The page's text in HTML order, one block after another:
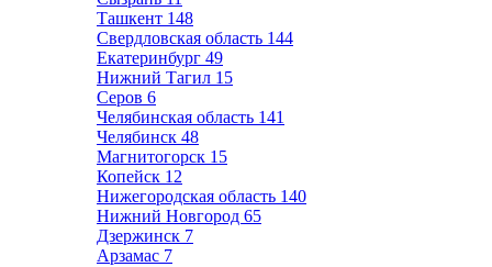
Ташкент 148
Свердловская область 144
Екатеринбург 49
Нижний Тагил 15
Серов 6
Челябинская область 141
Челябинск 48
Магнитогорск 15
Копейск 12
Нижегородская область 140
Нижний Новгород 65
Дзержинск 7
Арзамас 7